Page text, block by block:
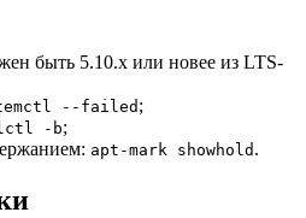
быть 5.10.x или новее из LTS-
--failed ;
-b;
apt-mark showhold .